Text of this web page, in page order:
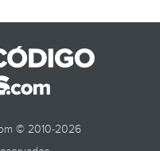
© 2010-2026